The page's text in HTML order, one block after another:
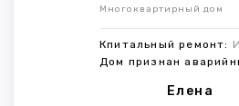
Многоквартирный дом
Кпитальный ремонт:
Дом признан
Елена